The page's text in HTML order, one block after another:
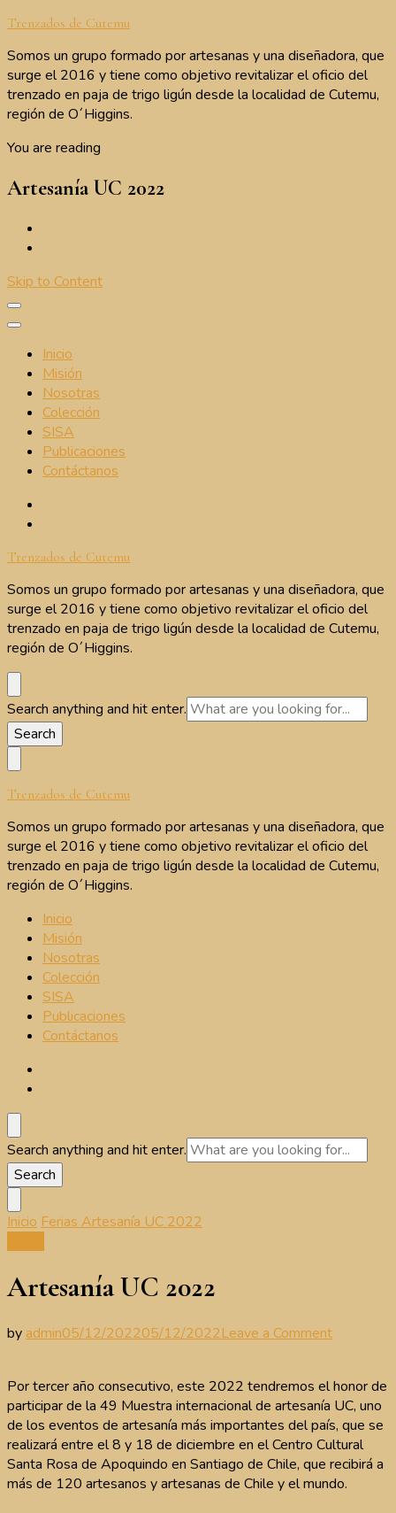
Trenzados de Cutemu
Somos un grupo formado por artesanas y una diseñadora, que
surge el 2016 y tiene como objetivo revitalizar el oficio del
trenzado en paja de trigo ligún desde la localidad de Cutemu,
región de O´Higgins.
You are reading
Artesanía UC 2022
Skip to Content
Inicio
Misión
Nosotras
Colección
SISA
Publicaciones
Contáctanos
Trenzados de Cutemu
Somos un grupo formado por artesanas y una diseñadora, que
surge el 2016 y tiene como objetivo revitalizar el oficio del
trenzado en paja de trigo ligún desde la localidad de Cutemu,
región de O´Higgins.
Looking
for
Something?
Search anything and hit enter.
Trenzados de Cutemu
Somos un grupo formado por artesanas y una diseñadora, que
surge el 2016 y tiene como objetivo revitalizar el oficio del
trenzado en paja de trigo ligún desde la localidad de Cutemu,
región de O´Higgins.
Inicio
Misión
Nosotras
Colección
SISA
Publicaciones
Contáctanos
Looking
for
Something?
Search anything and hit enter.
Inicio Ferias Artesanía UC 2022
Artesanía UC 2022
by admin05/12/202205/12/2022Leave a Commenton
2022
Por tercer año consecutivo, este 2022 tendremos el honor de
participar de la 49 Muestra internacional de artesanía UC, uno
de los eventos de artesanía más importantes del país, que se
realizará entre el 8 y 18 de diciembre en el Centro Cultural
Santa Rosa de Apoquindo en Santiago de Chile, que recibirá a
más de 120 artesanos y artesanas de Chile y el mundo.